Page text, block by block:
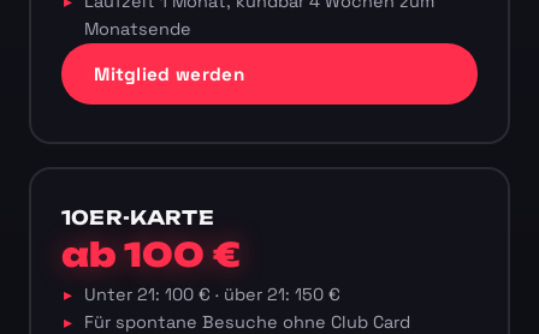
Monatsende
Mitglied werden
10ER-KARTE
ab 100 €
Unter 21: 100 € · über 21: 150 €
Für spontane Besuche ohne Club Card